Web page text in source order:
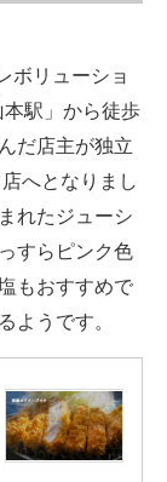
ボリューショ
駅」から徒歩
だ店主が独立
へとなりまし
れたジューシ
すらピンク色
もおすすめで
ようです。